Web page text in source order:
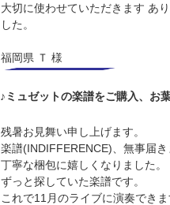
大切に使わせていただきます あ
した。
福岡県 Ｔ 様
♪ミュゼットの楽譜をご購入、お
残暑お見舞い申し上げます。
楽譜(INDIFFERENCE)、無事届き
丁寧な梱包に嬉しくなりました。
ずっと探していた楽譜です。
これで11月のライブに演奏できま